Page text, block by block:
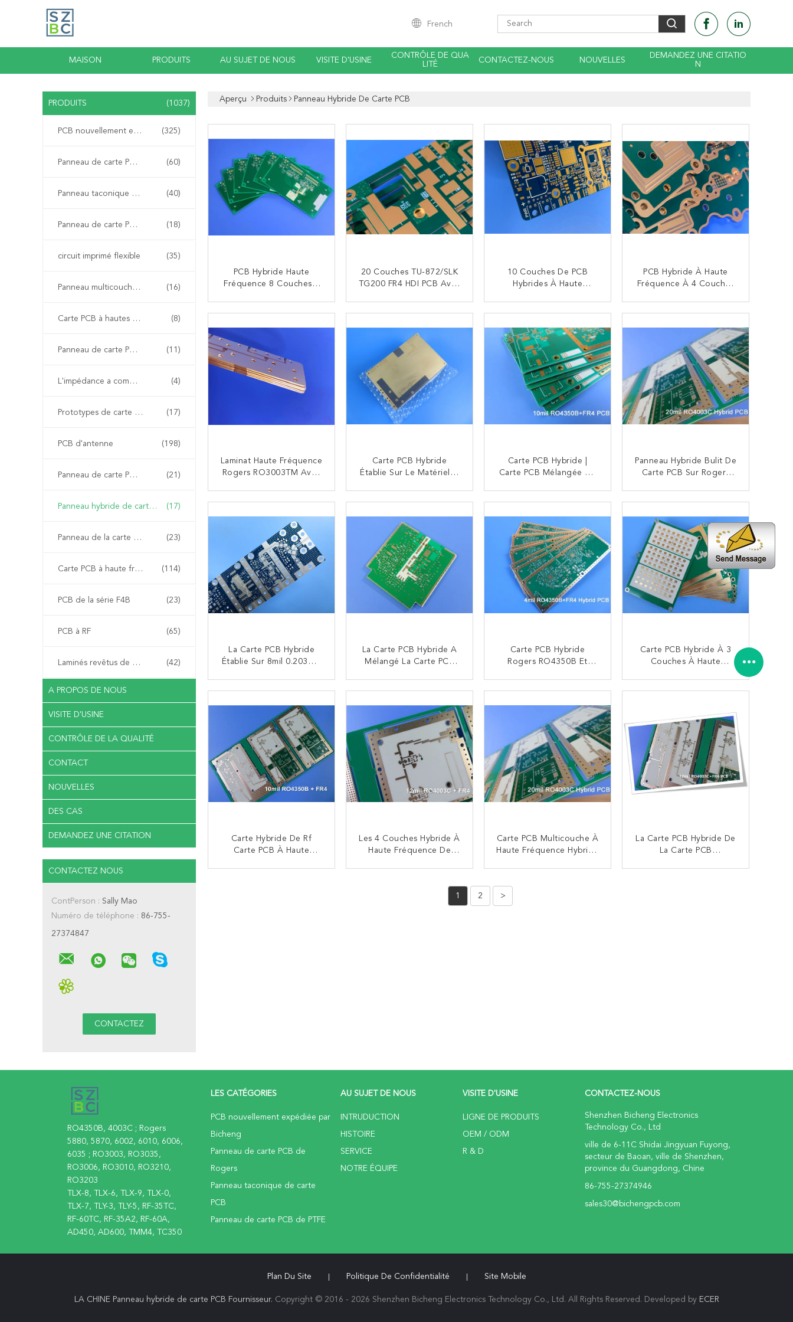
French
MAISON PRODUITS AU SUJET DE NOUS VISITE D'USINE
CONTRÔLE DE QUA
LITÉ
CONTACTEZ-NOUS NOUVELLES
DEMANDEZ UNE CITATIO
N
PRODUITS (1037)
PCB nouvellement expédiée par Bicheng (325)
Panneau de carte PCB de Rogers (60)
Panneau taconique de carte PCB (40)
Panneau de carte PCB de PTFE (18)
circuit imprimé flexible (35)
Panneau multicouche de carte PCB (16)
Carte PCB à hautes températures (8)
Panneau de carte PCB de HDI (11)
L'impédance a commandé la carte PCB (4)
Prototypes de carte PCB (17)
PCB d'antenne (198)
Panneau de carte PCB d'Arlon (21)
Panneau hybride de carte PCB (17)
Panneau de la carte PCB FR-4 (23)
Carte PCB à haute fréquence (114)
PCB de la série F4B (23)
PCB à RF (65)
Laminés revêtus de cuivre (42)
A PROPOS DE NOUS
VISITE D'USINE
CONTRÔLE DE LA QUALITÉ
CONTACT
NOUVELLES
DES CAS
DEMANDEZ UNE CITATION
CONTACTEZ NOUS
ContPerson : Sally Mao
Numéro de téléphone : 86-755-
27374847
Aperçu Produits Panneau Hybride De Carte PCB
PCB Hybride Haute
Fréquence 8 Couches –
Vias Remplis De Résine
CONTACTEZ
20 Couches TU-872/SLK
TG200 FR4 HDI PCB Avec
CONTACTEZ
10 Couches De PCB
Hybrides À Haute
FR-4 Systèmes Époxy
CONTACTEZ
PCB Hybride À Haute
Fréquence À 4 Couches
Renforcé De Fibre De
Verre)
CONTACTEZ
Laminat Haute Fréquence
Rogers RO3003TM Avec
Micro-Ondes
CONTACTEZ
Carte PCB Hybride
Établie Sur Le Matériel À
L'or D'immersion
CONTACTEZ
Carte PCB Hybride |
Carte PCB Mélangée De
Commandée De
Profondeur
CONTACTEZ
Panneau Hybride Bulit De
Carte PCB Sur Rogers
0.75mm Avec Les
Matériaux Mélangés
CONTACTEZ
La Carte PCB Hybride
Établie Sur 8mil 0.203mm
De 0.2mm Ont Combiné
RO4003C Et FR-4
CONTACTEZ
La Carte PCB Hybride A
Mélangé La Carte PCB
FR4 + RT/duroid 5880 À
De L'or
CONTACTEZ
Carte PCB Hybride
Rogers RO4350B Et
RO4350B Et 0.3mm FR-4
CONTACTEZ
Carte PCB Hybride À 3
Couches À Haute
RT/Duroid 5880
CONTACTEZ
Carte Hybride De Rf
Carte PCB À Haute
Les 4 Couches Hybride À
Haute Fréquence De
Carte PCB Sur Rogers
Carte PCB Multicouche À
Haute Fréquence Hybride
La Carte PCB Hybride De
La Carte PCB
1 2 >
RO4350B, 4003C ; Rogers
5880, 5870, 6002, 6010, 6006,
6035 ; RO3003, RO3035,
RO3006, RO3010, RO3210,
RO3203
TLX-8, TLX-6, TLX-9, TLX-0,
TLX-7, TLY-3, TLY-5, RF-35TC,
RF-60TC, RF-35A2, RF-60A,
AD450, AD600, TMM4, TC350
LES CATÉGORIES
PCB nouvellement expédiée par
Bicheng
Panneau de carte PCB de
Rogers
Panneau taconique de carte
PCB
Panneau de carte PCB de PTFE
AU SUJET DE NOUS
INTRUDUCTION
HISTOIRE
SERVICE
NOTRE ÉQUIPE
VISITE D'USINE
LIGNE DE PRODUITS
OEM / ODM
R & D
CONTACTEZ-NOUS
Shenzhen Bicheng Electronics
Technology Co., Ltd
ville de 6-11C Shidai Jingyuan Fuyong,
secteur de Baoan, ville de Shenzhen,
province du Guangdong, Chine
86-755-27374946
sales30@bichengpcb.com
Plan Du Site Politique De Confidentialité Site Mobile
LA CHINE Panneau hybride de carte PCB Fournisseur. Copyright © 2016 - 2026 Shenzhen Bicheng Electronics Technology Co., Ltd. All Rights Reserved. Developed by ECER